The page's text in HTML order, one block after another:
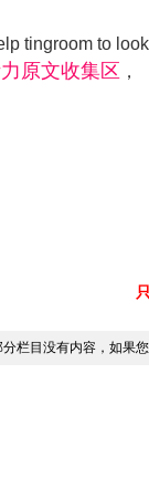
tingroom to
原文收集区 ，
栏目没有内容，如果